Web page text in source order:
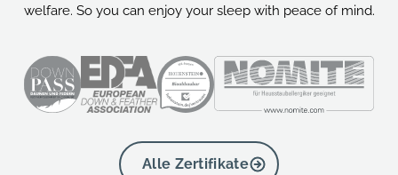
welfare. So you can enjoy your sleep with peace of mind.
Alle Zertifikate